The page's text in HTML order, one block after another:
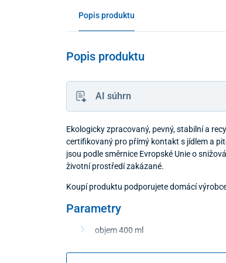
Popis produktu
Popis produktu
AI súhrn
Ekologicky zpracovaný, pevný, stabilní a
certifikovaný pro přímý kontakt s jídlem a
jsou podle směrnice Evropské Unie o
životní prostředí zakázané.
Koupí produktu podporujete domácí
Parametry
objem 400 ml